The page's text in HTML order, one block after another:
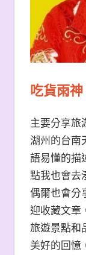
吃貨雨神
主要分享旅
湖州的台南
語易懂的描
點我也會去
偶爾也會分
迎收藏文章
旅遊景點和
美好的回憶